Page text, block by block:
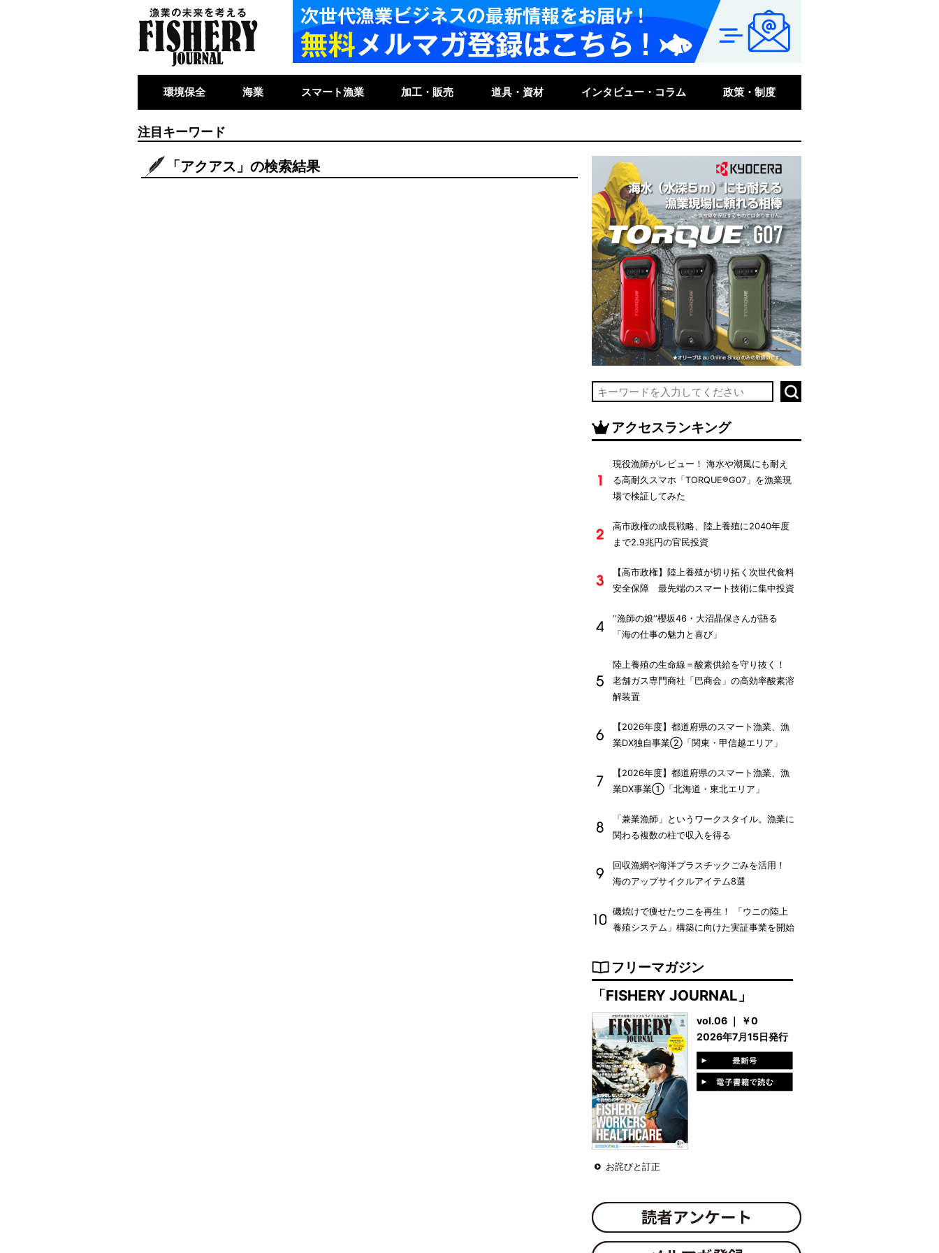
環境保全 海業 スマート漁業 加工・販売 道具・資材 インタビュー・コラム 政策・制度
注目キーワード
「アクアス」の検索結果
アクセスランキング
現役漁師がレビュー！ 海水や潮風にも耐え
る高耐久スマホ「TORQUE®G07」を漁業現
場で検証してみた
高市政権の成長戦略、陸上養殖に2040年度
まで2.9兆円の官民投資
【高市政権】陸上養殖が切り拓く次世代食料
安全保障 最先端のスマート技術に集中投資
‘‘漁師の娘‘‘櫻坂46・大沼晶保さんが語る
「海の仕事の魅力と喜び」
陸上養殖の生命線＝酸素供給を守り抜く！
老舗ガス専門商社「巴商会」の高効率酸素溶
解装置
【2026年度】都道府県のスマート漁業、漁
業DX独自事業②「関東・甲信越エリア」
【2026年度】都道府県のスマート漁業、漁
業DX事業①「北海道・東北エリア」
「兼業漁師」というワークスタイル。漁業に
関わる複数の柱で収入を得る
回収漁網や海洋プラスチックごみを活用！
海のアップサイクルアイテム8選
磯焼けで痩せたウニを再生！ 「ウニの陸上
養殖システム」構築に向けた実証事業を開始
フリーマガジン
「FISHERY JOURNAL」
vol.06 ｜ ￥0
2026年7月15日発行
お詫びと訂正